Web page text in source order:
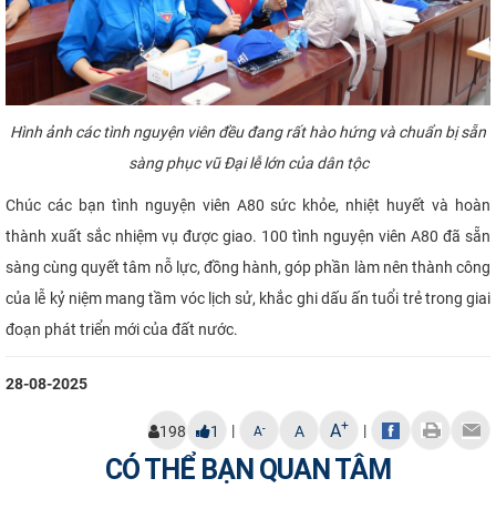
Hình ảnh các tình nguyện viên đều đang rất hào hứng và chuẩn bị sẵn
sàng phục vũ Đại lễ lớn của dân tộc
Chúc các bạn tình nguyện viên A80 sức khỏe, nhiệt huyết và hoàn
thành xuất sắc nhiệm vụ được giao. 100 tình nguyện viên A80 đã sẵn
sàng cùng quyết tâm nỗ lực, đồng hành, góp phần làm nên thành công
của lễ kỷ niệm mang tầm vóc lịch sử, khắc ghi dấu ấn tuổi trẻ trong giai
đoạn phát triển mới của đất nước.
28-08-2025
198 1 | A- A A+ |
CÓ THỂ BẠN QUAN TÂM